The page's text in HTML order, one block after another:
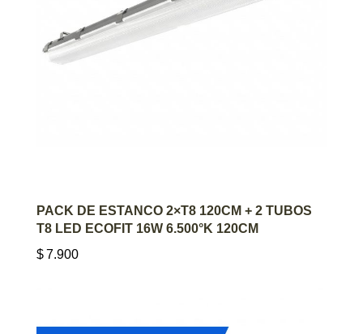
AGREGAR AL CARRITO
PACK DE ESTANCO 2×T8 120CM + 2 TUBOS
T8 LED ECOFIT 16W 6.500°K 120CM
$7.900